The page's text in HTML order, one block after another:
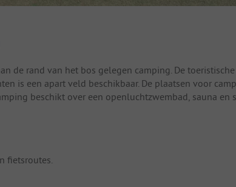
de rand van het bos gelegen camping. De
is een apart veld beschikbaar. De plaatsen voor
beschikt over een openluchtzwembad, sauna en
fietsroutes.